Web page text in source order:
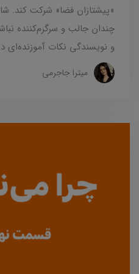
«پیشتازان فضا» شرکت کند.
چندان جالب و سرگرم‌کننده
و نویسندگی نکات آموزنده‌ای
میترا جاجرمی